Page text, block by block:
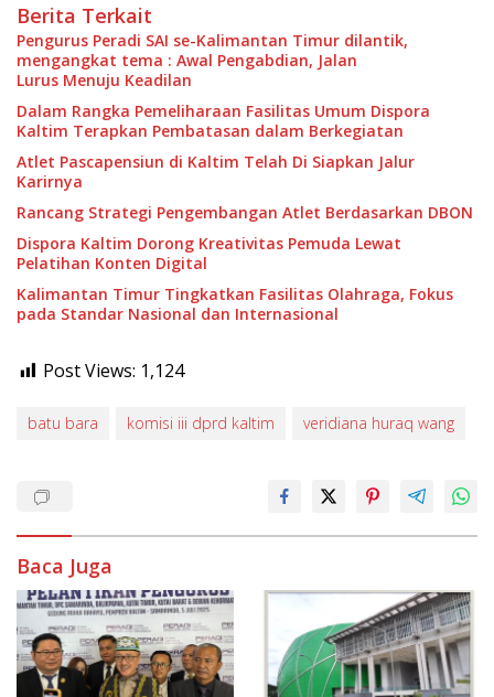
Berita Terkait
Pengurus Peradi SAI se-Kalimantan Timur dilantik,
mengangkat tema : Awal Pengabdian, Jalan
Lurus Menuju Keadilan
Dalam Rangka Pemeliharaan Fasilitas Umum Dispora
Kaltim Terapkan Pembatasan dalam Berkegiatan
Atlet Pascapensiun di Kaltim Telah Di Siapkan Jalur
Karirnya
Rancang Strategi Pengembangan Atlet Berdasarkan DBON
Dispora Kaltim Dorong Kreativitas Pemuda Lewat
Pelatihan Konten Digital
Kalimantan Timur Tingkatkan Fasilitas Olahraga, Fokus
pada Standar Nasional dan Internasional
Post Views: 1,124
batu bara komisi iii dprd kaltim veridiana huraq wang
Baca Juga